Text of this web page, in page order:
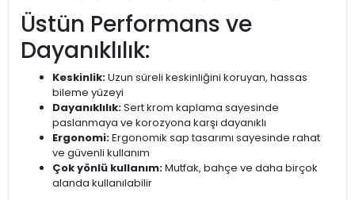
Üstün Performans ve
Dayanıklılık:
Keskinlik:Uzun süreli keskinliğini koruyan, hassas
bileme yüzeyi
Dayanıklılık:Sert krom kaplama sayesinde
paslanmaya ve korozyona karşı dayanıklı
Ergonomi:Ergonomik sap tasarımı sayesinde rahat
ve güvenli kullanım
Çok yönlü kullanım:Mutfak, bahçe ve daha birçok
alanda kullanılabilir